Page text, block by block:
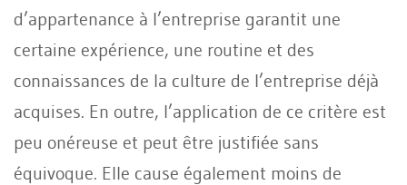
d’appartenance à l’entreprise garantit une
certaine expérience, une routine et des
connaissances de la culture de l’entreprise déjà
acquises. En outre, l’application de ce critère est
peu onéreuse et peut être justifiée sans
équivoque. Elle cause également moins de